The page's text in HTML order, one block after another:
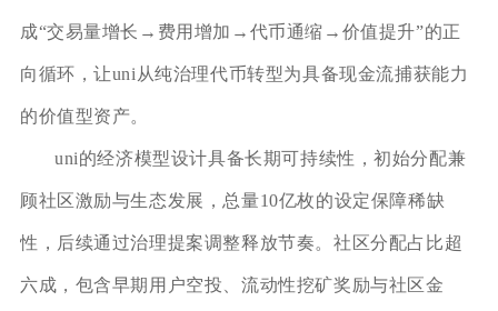
成“交易量增长→费用增加→代币通缩→价值提升”的正
向循环，让uni从纯治理代币转型为具备现金流捕获能力
的价值型资产。
uni的经济模型设计具备长期可持续性，初始分配兼
顾社区激励与生态发展，总量10亿枚的设定保障稀缺
性，后续通过治理提案调整释放节奏。社区分配占比超
六成，包含早期用户空投、流动性挖矿奖励与社区金